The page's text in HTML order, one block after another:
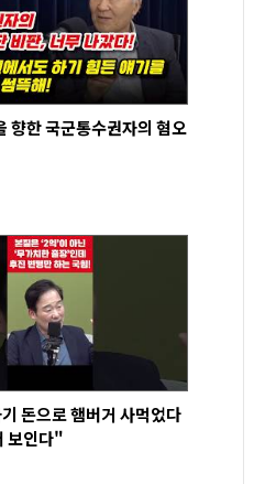
향한 국군통수권자의 혐오
돈으로 햄버거 사먹었다
보인다"